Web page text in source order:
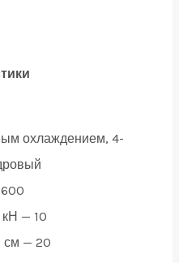
охлаждением, 4-
— 10
см — 20